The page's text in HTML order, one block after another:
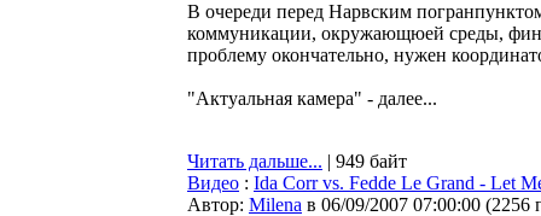
В очереди перед Нарвским
коммуникации, окружающюей среды,
проблему окончательно, нужен
"Актуальная камера" - далее...
Читать дальше... | 949 байт
Видео : Ida Corr vs. Fedde Le Grand - Let
Автор: Milena в 06/09/2007 07:00:00 (2256